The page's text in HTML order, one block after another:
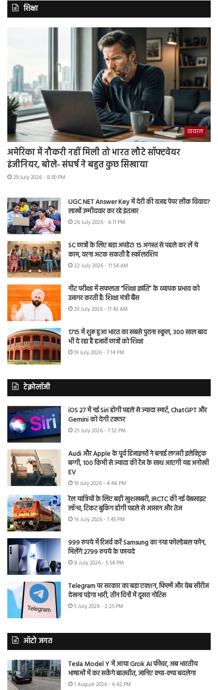
शिक्षा
वायरल
अमेरिका में नौकरी नहीं मिली तो भारत लौटे सॉफ्टवेयर
इंजीनियर, बोले- संघर्ष ने बहुत कुछ सिखाया
29 July 2026 - 8:00 PM
UGC NET Answer Key में देरी की वजह पेपर लीक विवाद?
लाखों उम्मीदवार कर रहे इंतजार
26 July 2026 - 6:11 PM
SC छात्रों के लिए बड़ा अपडेट! 15 अगस्त से पहले कर लें ये
काम, वरना अटक सकती है स्कॉलरशिप
22 July 2026 - 11:54 AM
नीट परीक्षा में सफलता “शिक्षा क्रांति” के व्यापक प्रभाव को
उजागर करती है: शिक्षा मंत्री बैंस
20 July 2026 - 11:43 AM
1715 में शुरू हुआ भारत का सबसे पुराना स्कूल, 300 साल बाद
भी दे रहा है हजारों छात्रों को शिक्षा
19 July 2026 - 7:14 PM
टेक्नोलॉजी
iOS 27 में नई Siri होगी पहले से ज्यादा स्मार्ट, ChatGPT और
Gemini को देगी टक्कर
25 July 2026 - 7:52 PM
Audi और Apple के पूर्व डिजाइनरों ने बनाई लग्जरी इलेक्ट्रिक
बग्गी, 100 किमी से ज्यादा की रेंज के साथ आएगी यह अनोखी
EV
19 July 2026 - 4:48 PM
रेल यात्रियों के लिए बड़ी खुशखबरी, IRCTC की नई वेबसाइट
लॉन्च, टिकट बुकिंग होगी पहले से आसान और तेज
16 July 2026 - 1:45 PM
999 रुपये में रिजर्व करें Samsung का नया फोल्डेबल फोन,
मिलेंगे 2799 रुपये के फायदे
8 July 2026 - 5:54 PM
Telegram पर सरकार का बड़ा एक्शन, फिल्में और वेब सीरीज
देखना पड़ेगा भारी, तीन दिनों में दूसरा नोटिस
5 July 2026 - 2:25 PM
ऑटो जगत
Tesla Model Y में आया Grok AI फीचर, अब भारतीय
भाषाओं में कर सकेंगे बातचीत, जानिए क्या-क्या बदलेगा
1 August 2026 - 6:42 PM